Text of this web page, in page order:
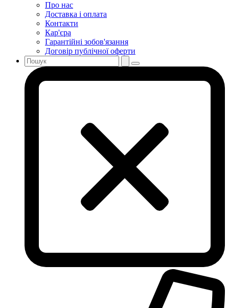
Про нас
Доставка і оплата
Контакти
Кар'єра
Гарантійні зобов'язання
Договір публічної оферти